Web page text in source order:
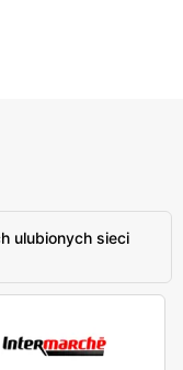
ulubionych sieci